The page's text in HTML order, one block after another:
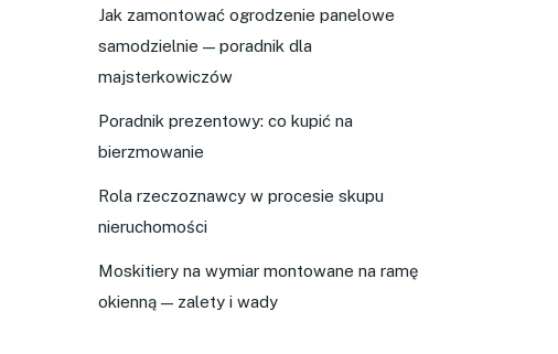
Jak zamontować ogrodzenie panelowe
samodzielnie — poradnik dla
majsterkowiczów
Poradnik prezentowy: co kupić na
bierzmowanie
Rola rzeczoznawcy w procesie skupu
nieruchomości
Moskitiery na wymiar montowane na ramę
okienną — zalety i wady